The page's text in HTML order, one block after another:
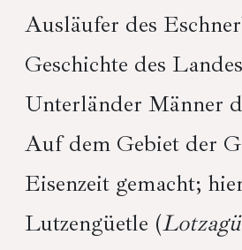
Ausläufer des
Geschichte des
Unterländer Männer
Auf dem Gebiet der
Eisenzeit gemacht;
Lutzengüetle (